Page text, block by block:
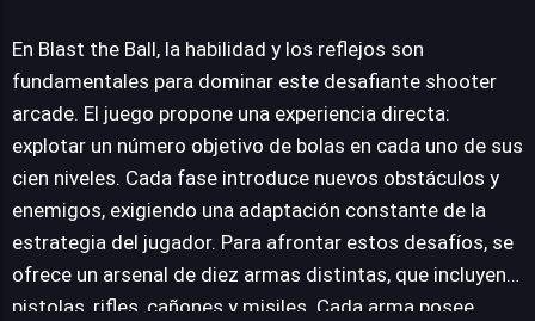
JUEGALO AHORA
En Blast the Ball, la habilidad y los reflejos son
fundamentales para dominar este desafiante shooter
arcade. El juego propone una experiencia directa:
explotar un número objetivo de bolas en cada uno de sus
cien niveles. Cada fase introduce nuevos obstáculos y
enemigos, exigiendo una adaptación constante de la
estrategia del jugador. Para afrontar estos desafíos, se
ofrece un arsenal de diez armas distintas, que incluyen
pistolas, rifles, cañones y misiles. Cada arma posee